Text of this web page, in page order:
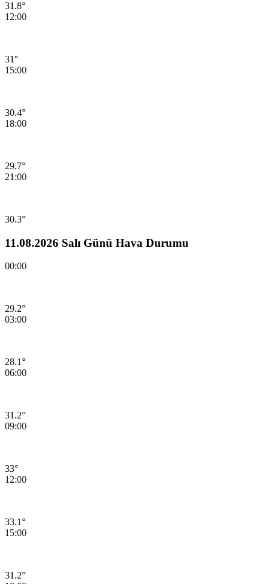
31.8°
12:00
31°
15:00
30.4°
18:00
29.7°
21:00
30.3°
11.08.2026 Salı Günü Hava Durumu
00:00
29.2°
03:00
28.1°
06:00
31.2°
09:00
33°
12:00
33.1°
15:00
31.2°